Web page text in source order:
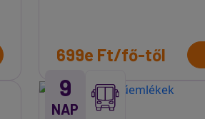
699e Ft/fő-től
9
NAP